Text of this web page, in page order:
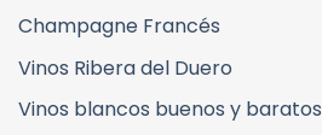
Champagne Francés
Vinos Ribera del Duero
Vinos blancos buenos y baratos